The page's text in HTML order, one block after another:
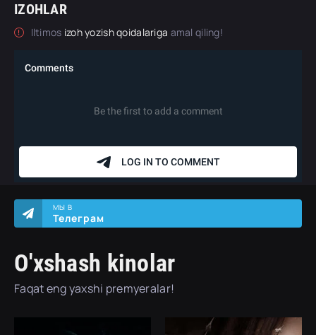
IZOHLAR
Iltimos izoh yozish qoidalariga amal qiling!
O'xshash kinolar
Faqat eng yaxshi premyeralar!
МЫ В
Телеграм